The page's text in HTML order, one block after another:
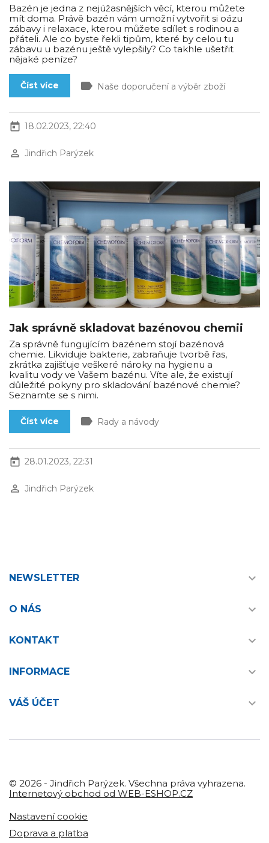
Bazén je jedna z nejúžasnějších věcí, kterou můžete
mít doma. Právě bazén vám umožní vytvořit si oázu
zábavy i relaxace, kterou můžete sdílet s rodinou a
přáteli. Ale co byste řekli tipům, které by celou tu
zábavu u bazénu ještě vylepšily? Co takhle ušetřit
nějaké peníze?
Číst více label Naše doporučení a výběr zboží
today 18.02.2023, 22:40
perm_identity Jindřich Parýzek
Jak správně skladovat bazénovou chemii
Za správně fungujícím bazénem stojí bazénová
chemie. Likviduje bakterie, zabraňuje tvorbě řas,
zkrátka zajišťuje veškeré nároky na hygienu a
kvalitu vody ve Vašem bazénu. Víte ale, že existují
důležité pokyny pro skladování bazénové chemie?
Seznamte se s nimi.
Číst více label Rady a návody
today 28.01.2023, 22:31
perm_identity Jindřich Parýzek
NEWSLETTER 
O NÁS 
KONTAKT 
INFORMACE 
VÁŠ ÚČET 
© 2026 - Jindřich Parýzek. Všechna práva vyhrazena.
Internetový obchod od WEB-ESHOP.CZ
Nastavení cookie
Doprava a platba